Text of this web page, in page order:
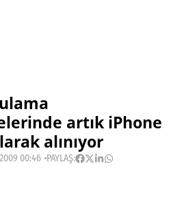
artık iPhone
alınıyor
00:46 PAYLAŞ: